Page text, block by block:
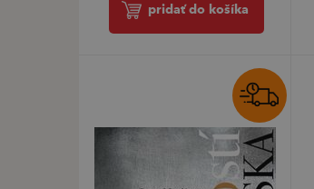
pridať do košíka